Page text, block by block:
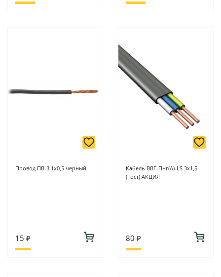
Провод ПВ-3 1х0,5 черный
15 ₽
Кабель ВВГ-Пнг(A)-LS 3х1,5
(Гост) АКЦИЯ
80 ₽